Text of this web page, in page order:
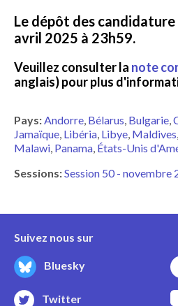
Le dépôt des
avril 2025 à 23h59.
Veuillez consulter la note
anglais) pour plus
Pays: Andorre Bélarus Bulgarie
Jamaïque Libéria Libye Maldives
Malawi Panama États-Unis
Sessions:Session 50 - novembre
Suivez nous sur
Bluesky
Twitter